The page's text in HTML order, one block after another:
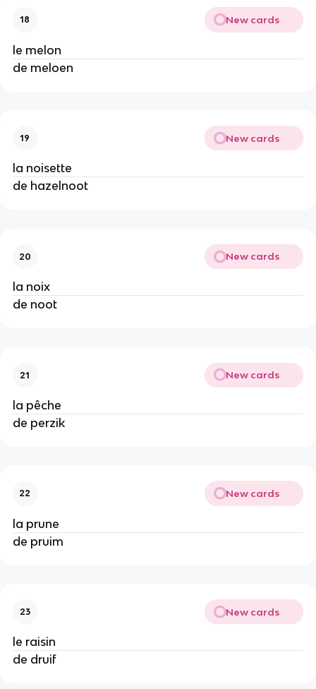
18 New cards
le melon
de meloen
19 New cards
la noisette
de hazelnoot
20 New cards
la noix
de noot
21 New cards
la pêche
de perzik
22 New cards
la prune
de pruim
23 New cards
le raisin
de druif